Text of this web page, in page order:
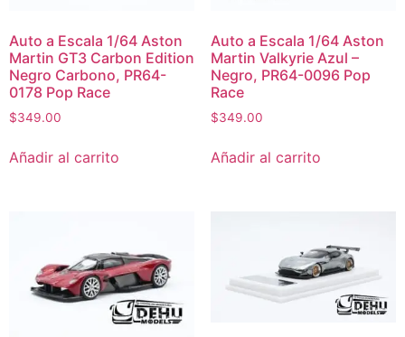
Auto a Escala 1/64 Aston
Martin GT3 Carbon Edition
Negro Carbono, PR64-
0178 Pop Race
$349.00
Añadir al carrito
Auto a Escala 1/64 Aston
Martin Valkyrie Azul –
Negro, PR64-0096 Pop
Race
$349.00
Añadir al carrito